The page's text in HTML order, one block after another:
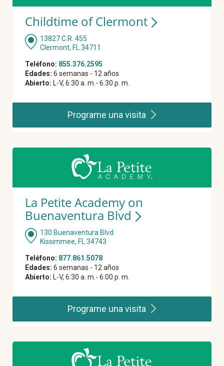
Childtime of Clermont
13827 C.R. 455
Clermont, FL 34711
Teléfono: 855.376.2595
Edades: 6 semanas - 12 años
Abierto: L-V, 6:30 a. m.- 6:30 p. m.
Programe unavisita
La Petite Academy on
Buenaventura Blvd
130 Buenaventura Blvd
Kissimmee, FL 34743
Teléfono: 877.861.5078
Edades: 6 semanas - 12 años
Abierto: L-V, 6:30 a. m.- 6:00 p. m.
Programe unavisita